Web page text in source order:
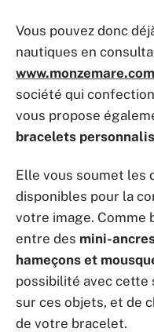
Vous pouvez donc
nautiques en
www.monzemare.com
société qui
vous propose
bracelets
Elle vous soumet
disponibles pour la
votre image. Comme
entre des mini-
hameçons et
possibilité avec
sur ces objets, et de
de votre bracelet.